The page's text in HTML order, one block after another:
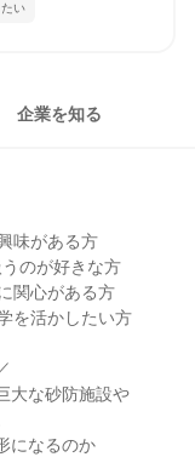
い
企業を知る
味がある方
のが好きな方
関心がある方
を活かしたい方
大な砂防施設や
になるのか